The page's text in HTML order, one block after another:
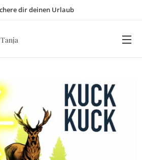
dir deinen Urlaub